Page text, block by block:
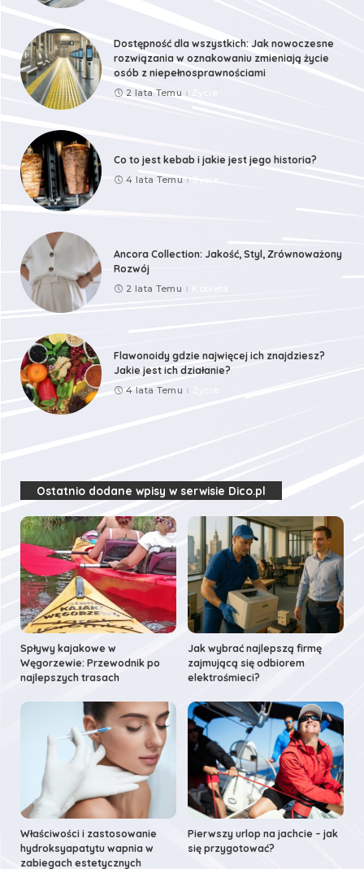
Dostępność dla wszystkich: Jak nowoczesne
rozwiązania w oznakowaniu zmieniają życie
osób z niepełnosprawnościami
2 lata Temu
Co to jest kebab i jakie jest jego historia?
4 lata Temu
Ancora Collection: Jakość, Styl, Zrównoważony
Rozwój
2 lata Temu
Flawonoidy gdzie najwięcej ich znajdziesz?
Jakie jest ich działanie?
4 lata Temu
Ostatnio dodane wpisy w serwisie Dico.pl
Spływy kajakowe w
Węgorzewie: Przewodnik po
najlepszych trasach
Jak wybrać najlepszą firmę
zajmującą się odbiorem
elektrośmieci?
Właściwości i zastosowanie
hydroksyapatytu wapnia w
zabiegach estetycznych
Pierwszy urlop na jachcie – jak
się przygotować?